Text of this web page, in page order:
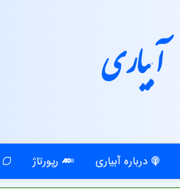
آبیاری
درباره آبیاری رپورتاژ